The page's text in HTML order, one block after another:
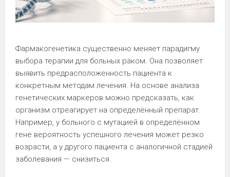
Фармакогенетика существенно меняет парадигму
выбора терапии для больных раком. Она позволяет
выявить предрасположенность пациента к
конкретным методам лечения. На основе анализа
генетических маркеров можно предсказать, как
организм отреагирует на определённый препарат.
Например, у больного с мутацией в определённом
гене вероятность успешного лечения может резко
возрасти, а у другого пациента с аналогичной стадией
заболевания — снизиться.